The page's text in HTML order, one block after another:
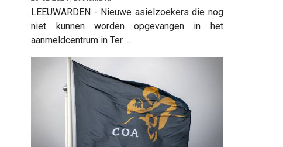
LEEUWARDEN - Nieuwe asielzoekers die nog
niet kunnen worden opgevangen in het
aanmeldcentrum in Ter ...